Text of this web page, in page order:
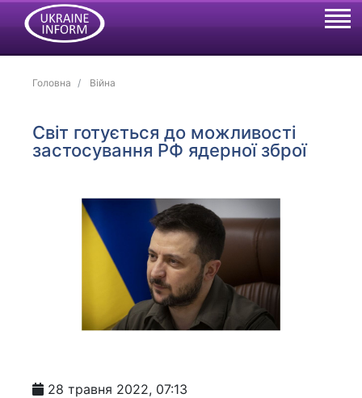
Головна Війна
Світ готується до можливості
застосування РФ ядерної зброї
28 травня 2022, 07:13